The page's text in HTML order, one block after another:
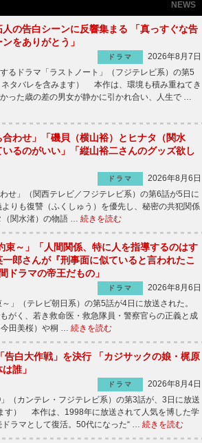
NEWS
人の告白シーンに反響集まる 「真っすぐな告
をありがとう」
ドラマ
2026年8月7日
るドラマ「ラストノート」（フジテレビ系）の第5
タバレを含みます） 本作は、環境も積み重ねてき
った歳の差の男女が静かに引かれ合い、人生で …
合わせ」「磯貝（横山裕）とヒナタ（関水
るのがいい」「縦山裕二さんのグッズ欲し
ドラマ
2026年8月6日
せ」（関西テレビ／フジテレビ系）の第6話が5日に
りも復讐（ふくしゅう）を優先し、秘密の共犯関係
（関水渚）の物語 … 続きを読む
束～」「人間関係、特に人を指導するのはす
郎さんが『刑事面に似ていると言われたこ
ドラマの帝王だもの」
ドラマ
2026年8月6日
」（テレビ朝日系）の第5話が4日に放送された。
がく、若き救命医・救急隊員・警察官らの正義と成
田美桜）や桐 … 続きを読む
告白大作戦」を決行 「カジサックの娘・梶原
誰」
ドラマ
2026年8月4日
（カンテレ・フジテレビ系）の第3話が、3日に放送
す） 本作は、1998年に放送されて人気を博した学
ラマとして復活。50代になった“ … 続きを読む